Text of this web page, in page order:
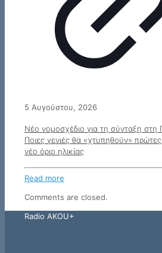
5 Αυγούστου, 2026
Νέο νομοσχέδιο για τη σύνταξη στη
Ποιες γενιές θα «χτυπηθούν»
νέο όριο ηλικίας
Read more
Comments are closed.
Radio AKOU+